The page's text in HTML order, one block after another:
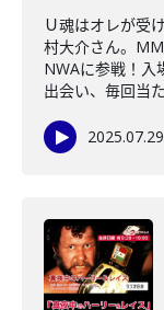
Ｕ魂はオレが受
村大介さん。
NWAに参戦！入
出会い、毎回当
2025.07.29